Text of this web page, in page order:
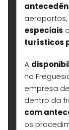
especiais
turísticos
A
na
empresa
dentro da
com
os